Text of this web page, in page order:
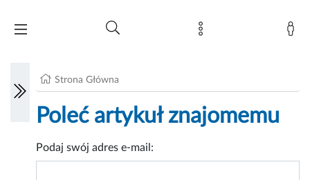
Strona Główna
Poleć artykuł znajomemu
Podaj swój adres e-mail: